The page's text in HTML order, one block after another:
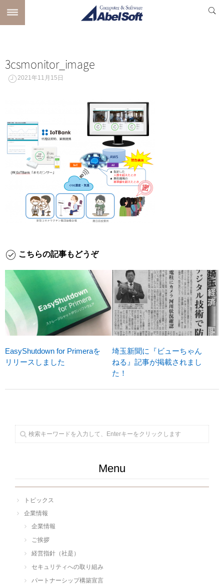
3csmonitor_image
2021年11月15日
こちらの記事もどうぞ
EasyShutdown for Primeraを
リリースしました
埼玉新聞に『ビューちゃん
ねる』記事が掲載されまし
た！
Menu
トピックス
企業情報
企業情報
ご挨拶
経営指針（社是）
セキュリティへの取り組み
パートナーシップ構築宣言